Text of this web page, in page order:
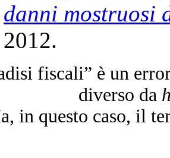
danni mostruosi
2012.
fiscali” è un
diverso da
in questo caso, il